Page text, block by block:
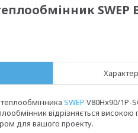
SWEP
SWEP V80Hx90/1P-
відрізняється
для вашого проекту.